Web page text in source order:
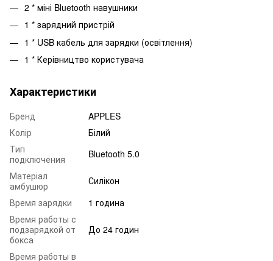
2 * міні Bluetooth навушники
1 * зарядний пристрій
1 * USB кабель для зарядки (освітлення)
1 * Керівництво користувача
Характеристики
Бренд
APPLES
Колір
Білий
Тип
подключения
Bluetooth 5.0
Матеріал
амбушюр
Силікон
Время зарядки
1 година
Время работы с
подзарядкой от
бокса
До 24 годин
Время работы в